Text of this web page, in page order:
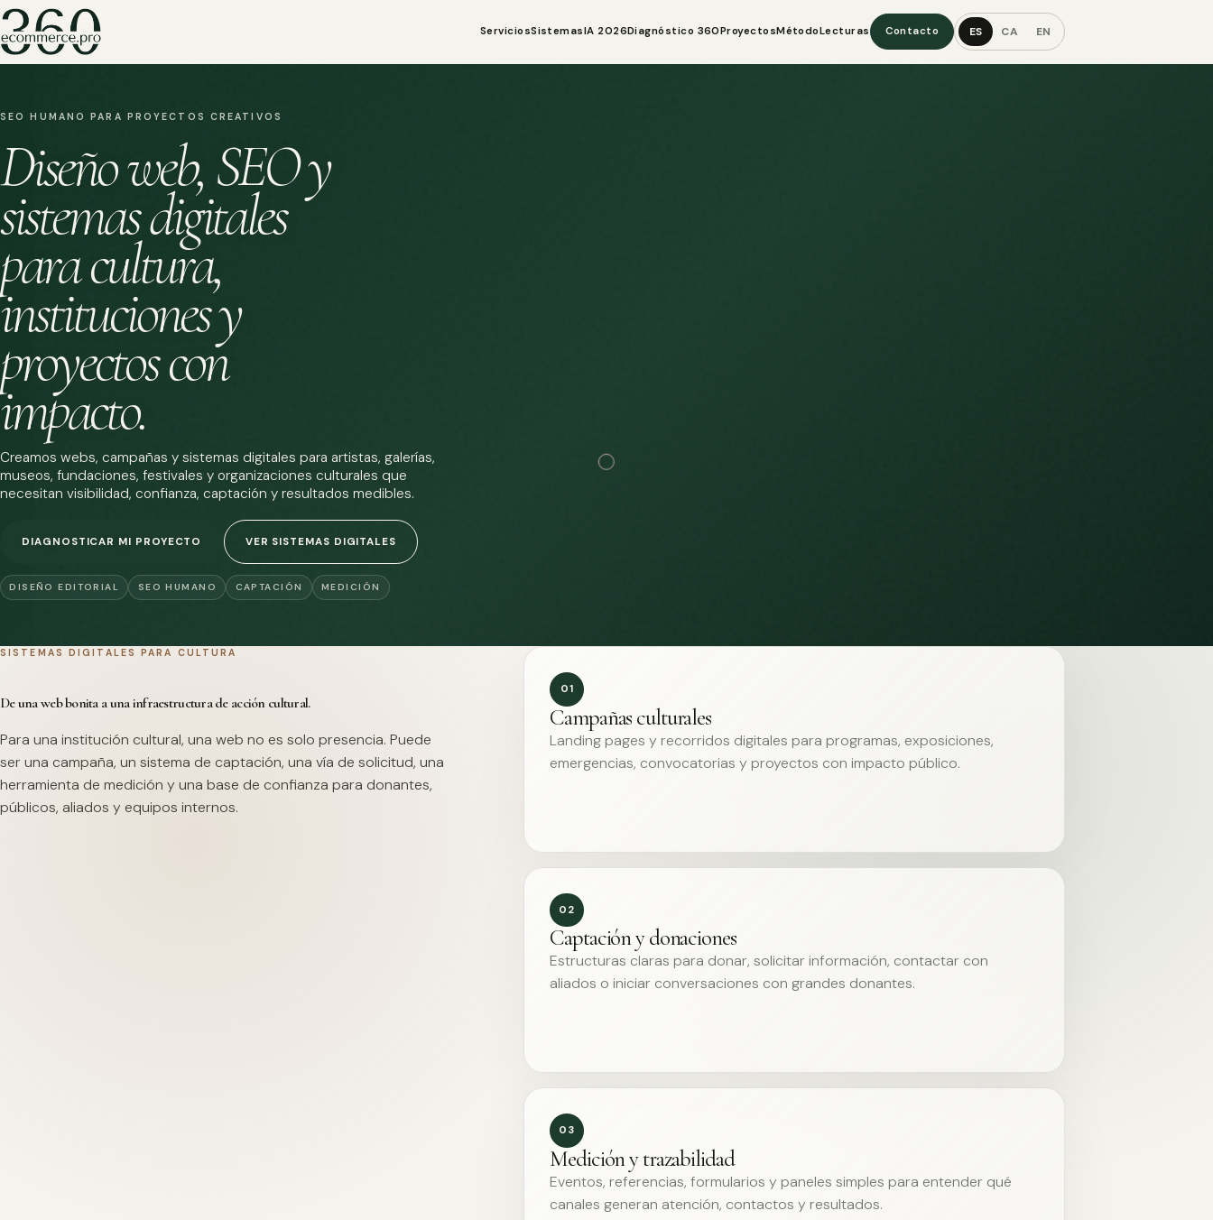
ServiciosSistemasIA 2026Diagnóstico 360ProyectosMétodoLecturas Contacto ES CA EN
SEO HUMANO PARA PROYECTOS CREATIVOS
Diseño web, SEO y
sistemas digitales
para cultura,
instituciones y
proyectos con
impacto.
Creamos webs, campañas y sistemas digitales para artistas, galerías,
museos, fundaciones, festivales y organizaciones culturales que
necesitan visibilidad, confianza, captación y resultados medibles.
DIAGNOSTICAR MI PROYECTO VER SISTEMAS DIGITALES
DISEÑO EDITORIAL SEO HUMANO CAPTACIÓN MEDICIÓN
SISTEMAS DIGITALES PARA CULTURA
De una web bonita a una infraestructura de acción cultural.
Para una institución cultural, una web no es solo presencia. Puede
ser una campaña, un sistema de captación, una vía de solicitud, una
herramienta de medición y una base de confianza para donantes,
públicos, aliados y equipos internos.
01
Campañas culturales
Landing pages y recorridos digitales para programas, exposiciones,
emergencias, convocatorias y proyectos con impacto público.
02
Captación y donaciones
Estructuras claras para donar, solicitar información, contactar con
aliados o iniciar conversaciones con grandes donantes.
03
Medición y trazabilidad
Eventos, referencias, formularios y paneles simples para entender qué
canales generan atención, contactos y resultados.